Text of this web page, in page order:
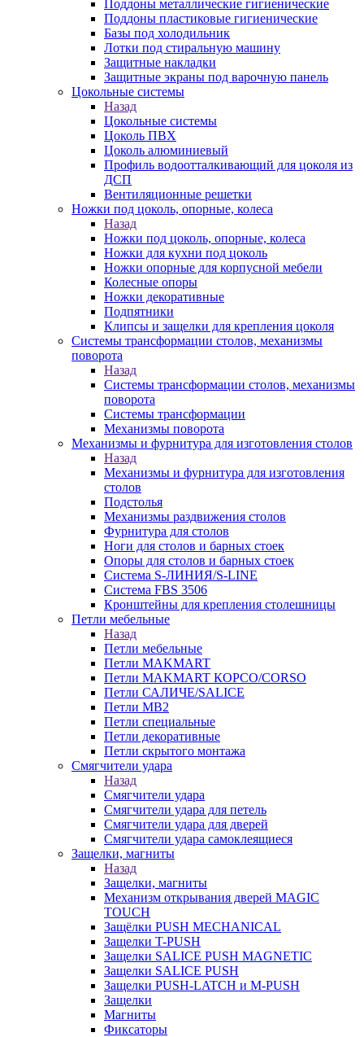
Поддоны металлические гигиенические
Поддоны пластиковые гигиенические
Базы под холодильник
Лотки под стиральную машину
Защитные накладки
Защитные экраны под варочную панель
Цокольные системы
Назад
Цокольные системы
Цоколь ПВХ
Цоколь алюминиевый
Профиль водоотталкивающий для цоколя из
ДСП
Вентиляционные решетки
Ножки под цоколь, опорные, колеса
Назад
Ножки под цоколь, опорные, колеса
Ножки для кухни под цоколь
Ножки опорные для корпусной мебели
Колесные опоры
Ножки декоративные
Подпятники
Клипсы и защелки для крепления цоколя
Системы трансформации столов, механизмы
поворота
Назад
Системы трансформации столов, механизмы
поворота
Системы трансформации
Механизмы поворота
Механизмы и фурнитура для изготовления столов
Назад
Механизмы и фурнитура для изготовления
столов
Подстолья
Механизмы раздвижения столов
Фурнитура для столов
Ноги для столов и барных стоек
Опоры для столов и барных стоек
Система S-ЛИНИЯ/S-LINE
Система FBS 3506
Кронштейны для крепления столешницы
Петли мебельные
Назад
Петли мебельные
Петли MAKMART
Петли MAKMART КОРСО/CORSO
Петли САЛИЧЕ/SALICE
Петли MB2
Петли специальные
Петли декоративные
Петли скрытого монтажа
Смягчители удара
Назад
Смягчители удара
Смягчители удара для петель
Смягчители удара для дверей
Cмягчители удара самоклеящиеся
Защелки, магниты
Назад
Защелки, магниты
Механизм открывания дверей MAGIC
TOUCH
Защёлки PUSH MECHANICAL
Защелки T-PUSH
Защелки SALICE PUSH MAGNETIC
Защелки SALICE PUSH
Защелки PUSH-LATCH и M-PUSH
Защелки
Магниты
Фиксаторы